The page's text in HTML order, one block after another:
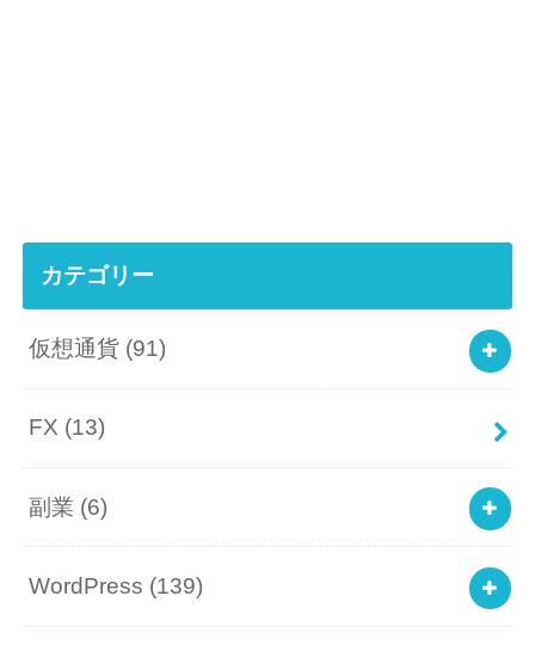
カテゴリー
仮想通貨 (91)
FX (13)
副業 (6)
WordPress (139)